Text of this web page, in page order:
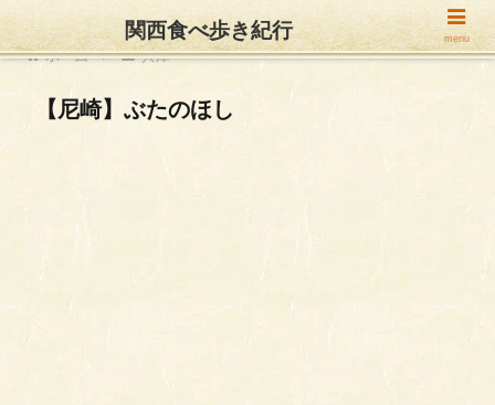
ホーム 兵庫
【尼崎】ぶたのほし
関西食べ歩き紀行 menu